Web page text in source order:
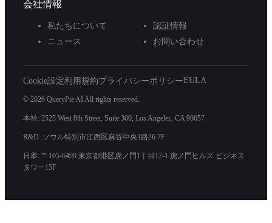
会社情報
私たちについて
認証情報
ニュース
お問い合わせ
Cookie設定利用規約プライバシーポリシーEULA
© 2026 QueryPie AI All rights reserved.
本社: 2525 West 8th Street, Suite 300, Los Angeles, CA 90057
R&D: ソウル特別市江西区麻谷中央1路26 7F
日本: 〒105-6490 東京都港区虎ノ門1丁目17-1 虎ノ門ヒルズ ビジネス
タワー15F